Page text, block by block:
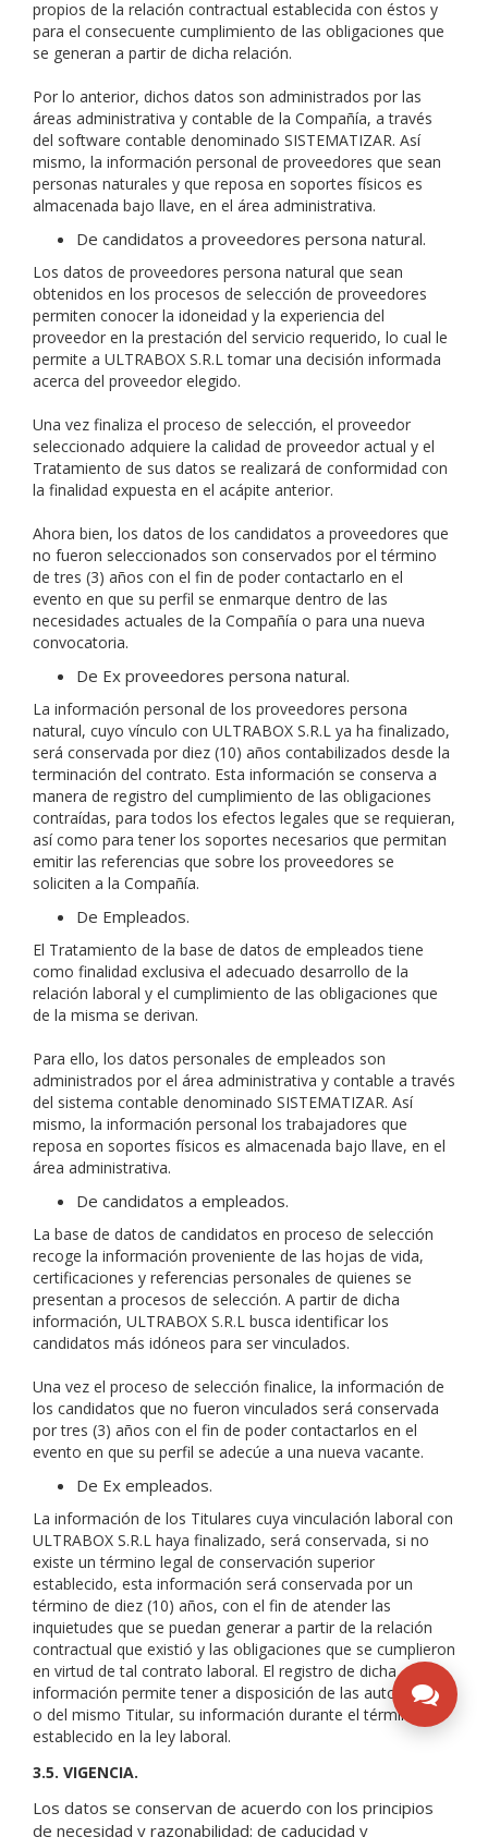
propios de la relación contractual establecida con éstos y
para el consecuente cumplimiento de las obligaciones que
se generan a partir de dicha relación.
Por lo anterior, dichos datos son administrados por las
áreas administrativa y contable de la Compañía, a través
del software contable denominado SISTEMATIZAR. Así
mismo, la información personal de proveedores que sean
personas naturales y que reposa en soportes físicos es
almacenada bajo llave, en el área administrativa.
De candidatos a proveedores persona natural.
Los datos de proveedores persona natural que sean
obtenidos en los procesos de selección de proveedores
permiten conocer la idoneidad y la experiencia del
proveedor en la prestación del servicio requerido, lo cual le
permite a ULTRABOX S.R.L tomar una decisión informada
acerca del proveedor elegido.
Una vez finaliza el proceso de selección, el proveedor
seleccionado adquiere la calidad de proveedor actual y el
Tratamiento de sus datos se realizará de conformidad con
la finalidad expuesta en el acápite anterior.
Ahora bien, los datos de los candidatos a proveedores que
no fueron seleccionados son conservados por el término
de tres (3) años con el fin de poder contactarlo en el
evento en que su perfil se enmarque dentro de las
necesidades actuales de la Compañía o para una nueva
convocatoria.
De Ex proveedores persona natural.
La información personal de los proveedores persona
natural, cuyo vínculo con ULTRABOX S.R.L ya ha finalizado,
será conservada por diez (10) años contabilizados desde la
terminación del contrato. Esta información se conserva a
manera de registro del cumplimiento de las obligaciones
contraídas, para todos los efectos legales que se requieran,
así como para tener los soportes necesarios que permitan
emitir las referencias que sobre los proveedores se
soliciten a la Compañía.
De Empleados.
El Tratamiento de la base de datos de empleados tiene
como finalidad exclusiva el adecuado desarrollo de la
relación laboral y el cumplimiento de las obligaciones que
de la misma se derivan.
Para ello, los datos personales de empleados son
administrados por el área administrativa y contable a través
del sistema contable denominado SISTEMATIZAR. Así
mismo, la información personal los trabajadores que
reposa en soportes físicos es almacenada bajo llave, en el
área administrativa.
De candidatos a empleados.
La base de datos de candidatos en proceso de selección
recoge la información proveniente de las hojas de vida,
certificaciones y referencias personales de quienes se
presentan a procesos de selección. A partir de dicha
información, ULTRABOX S.R.L busca identificar los
candidatos más idóneos para ser vinculados.
Una vez el proceso de selección finalice, la información de
los candidatos que no fueron vinculados será conservada
por tres (3) años con el fin de poder contactarlos en el
evento en que su perfil se adecúe a una nueva vacante.
De Ex empleados.
La información de los Titulares cuya vinculación laboral con
ULTRABOX S.R.L haya finalizado, será conservada, si no
existe un término legal de conservación superior
establecido, esta información será conservada por un
término de diez (10) años, con el fin de atender las
inquietudes que se puedan generar a partir de la relación
contractual que existió y las obligaciones que se cumplieron
en virtud de tal contrato laboral. El registro de dicha
información permite tener a disposición de las autoridades,
o del mismo Titular, su información durante el término
establecido en la ley laboral.
3.5. VIGENCIA.
Los datos se conservan de acuerdo con los principios
de necesidad y razonabilidad; de caducidad y